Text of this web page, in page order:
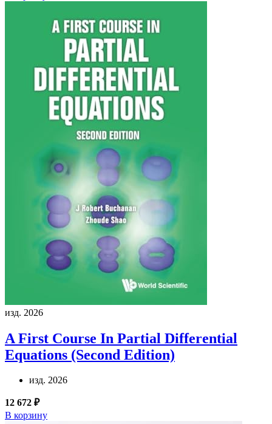
изд. 2026
A First Course In Partial Differential
Equations (Second Edition)
изд. 2026
12 672 ₽
В корзину